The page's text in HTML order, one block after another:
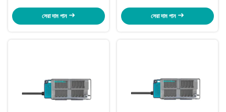
সেরা দাম পান সেরা দাম পান